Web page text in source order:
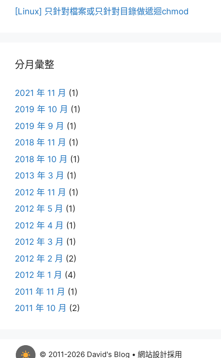
[Linux] 只針對檔案或只針對目錄做遞迴chmod
分月彙整
2021 年 11 月 (1)
2019 年 10 月 (1)
2019 年 9 月 (1)
2018 年 11 月 (1)
2018 年 10 月 (1)
2013 年 3 月 (1)
2012 年 11 月 (1)
2012 年 5 月 (1)
2012 年 4 月 (1)
2012 年 3 月 (1)
2012 年 2 月 (2)
2012 年 1 月 (4)
2011 年 11 月 (1)
2011 年 10 月 (2)
© 2011-2026 David's Blog • 網站設計採用